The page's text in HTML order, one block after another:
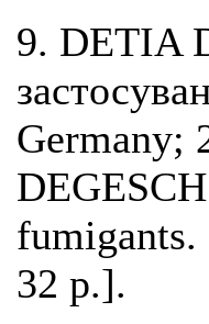
9. DETIA
Germany;
fumigants.
32 p.].